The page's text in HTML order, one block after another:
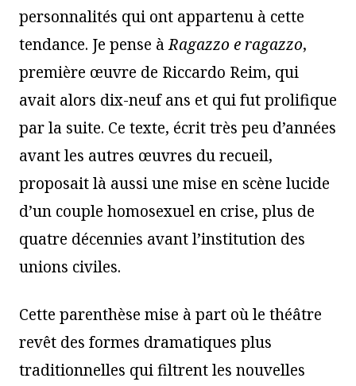
personnalités qui ont appartenu à cette
tendance. Je pense àRagazzo e ragazzo,
première œuvre de Riccardo Reim, qui
avait alors dix-neuf ans et qui fut prolifique
par la suite. Ce texte, écrit très peu d’années
avant les autres œuvres du recueil,
proposait là aussi une mise en scène lucide
d’un couple homosexuel en crise, plus de
quatre décennies avant l’institution des
unions civiles.
Cette parenthèse mise à part où le théâtre
revêt des formes dramatiques plus
traditionnelles qui filtrent les nouvelles